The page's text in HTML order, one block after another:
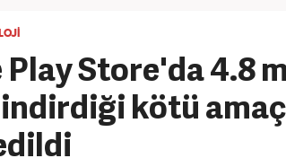
Play Store'da 4.8
kötü